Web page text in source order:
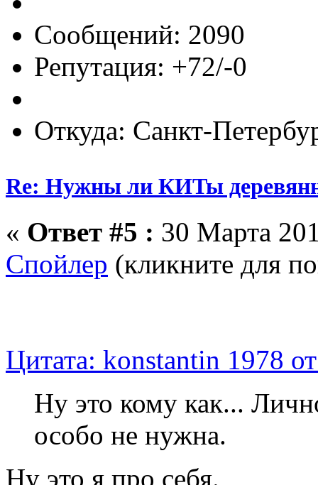
Сообщений: 2090
Репутация: +72/-0
Откуда: Санкт-
Re: Нужны ли КИТы
« Ответ #5 : 30 Марта
Спойлер (кликните для
Цитата: konstantin 1978
Ну это кому как...
особо не нужна.
Ну это я про себя.